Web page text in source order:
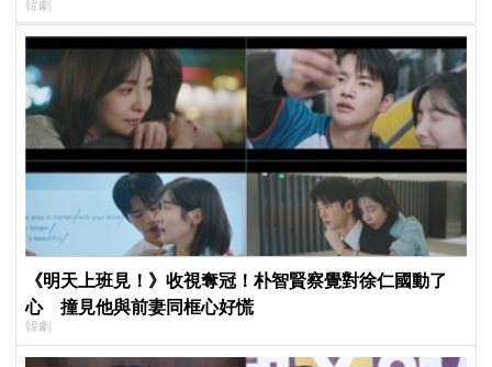
韓劇
《明天上班見！》收視奪冠！朴智賢察覺對徐仁國動了
心 撞見他與前妻同框心好慌
韓劇